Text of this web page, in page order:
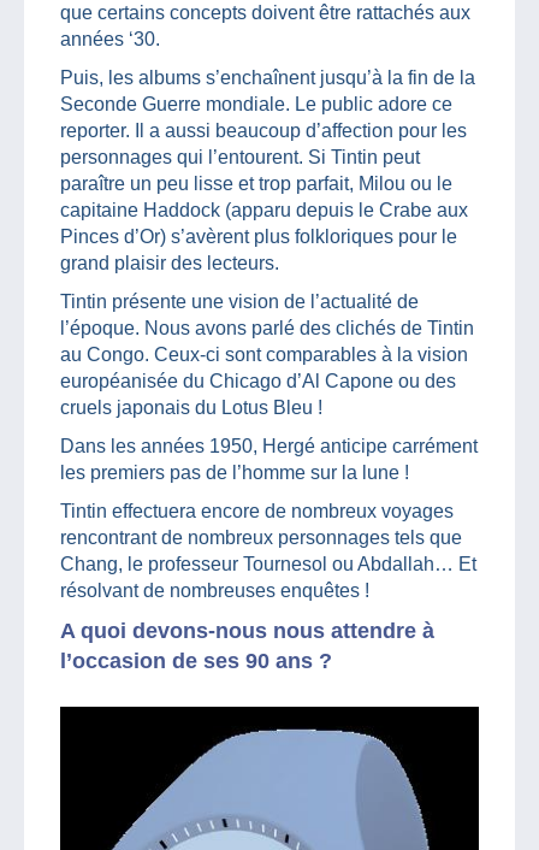
que certains concepts doivent être rattachés aux
années ‘30.
Puis, les albums s’enchaînent jusqu’à la fin de la
Seconde Guerre mondiale. Le public adore ce
reporter. Il a aussi beaucoup d’affection pour les
personnages qui l’entourent. Si Tintin peut
paraître un peu lisse et trop parfait, Milou ou le
capitaine Haddock (apparu depuis le Crabe aux
Pinces d’Or) s’avèrent plus folkloriques pour le
grand plaisir des lecteurs.
Tintin présente une vision de l’actualité de
l’époque. Nous avons parlé des clichés de Tintin
au Congo. Ceux-ci sont comparables à la vision
européanisée du Chicago d’Al Capone ou des
cruels japonais du Lotus Bleu !
Dans les années 1950, Hergé anticipe carrément
les premiers pas de l’homme sur la lune !
Tintin effectuera encore de nombreux voyages
rencontrant de nombreux personnages tels que
Chang, le professeur Tournesol ou Abdallah… Et
résolvant de nombreuses enquêtes !
A quoi devons-nous nous attendre à
l’occasion de ses 90 ans ?